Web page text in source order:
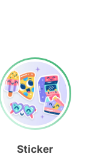
Sticker